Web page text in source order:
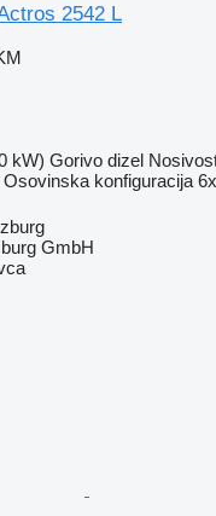
2542 L
kW) Gorivo dizel
Osovinska konfiguracija
GmbH